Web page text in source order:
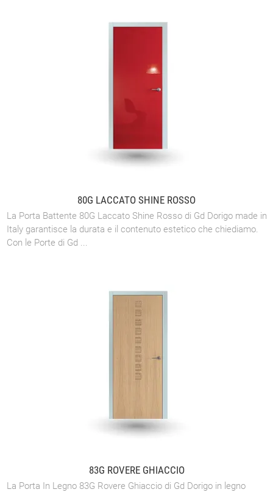
80G LACCATO SHINE ROSSO
La Porta Battente 80G Laccato Shine Rosso di Gd Dorigo made in
Italy garantisce la durata e il contenuto estetico che chiediamo.
Con le Porte di Gd ...
83G ROVERE GHIACCIO
La Porta In Legno 83G Rovere Ghiaccio di Gd Dorigo in legno